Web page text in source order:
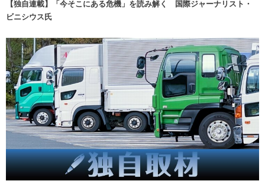
【独自連載】「今そこにある危機」を読み解く 国際ジャーナリスト・
ビニシウス氏